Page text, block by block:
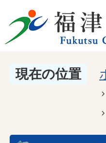
現在の位置